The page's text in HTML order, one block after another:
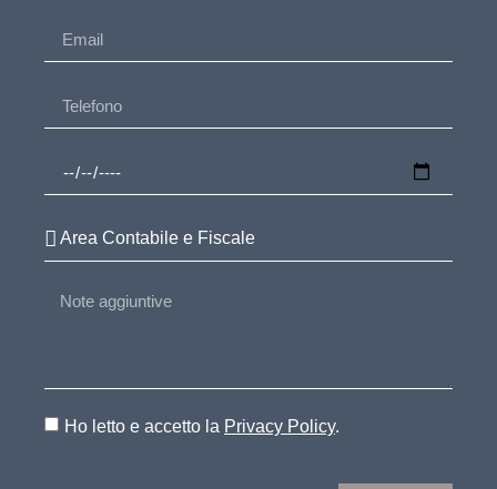
Ho letto e accetto la Privacy Policy.